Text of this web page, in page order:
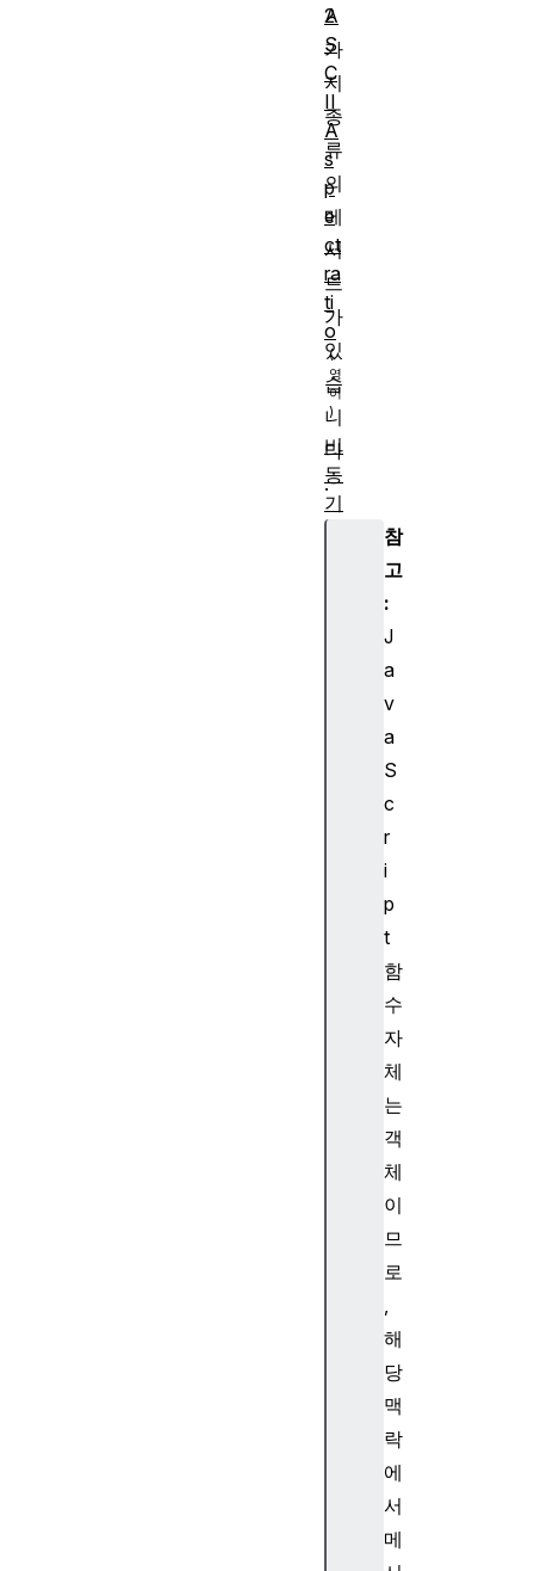
2
가
지
종
류
의
메
서
드
가
있
습
니
다
.
참
고
:
J
a
v
a
S
c
r
i
p
t
함
수
자
체
는
객
체
이
므
로
,
해
당
맥
락
에
서
메
A
S
C
II
A
s
p
e
ct
ra
ti
o
비
동
기
(